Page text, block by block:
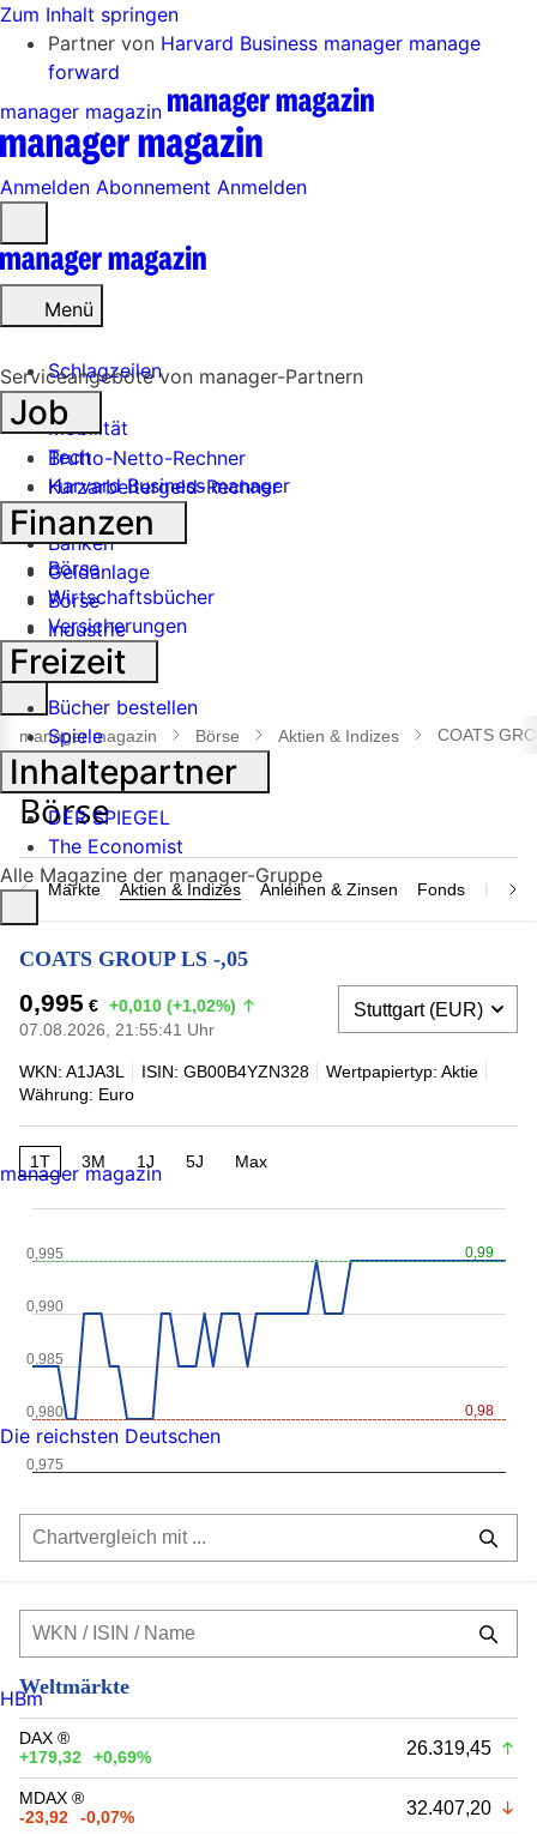
Zum Inhalt springen
Partner von Harvard Business manager manage
forward
manager magazin
Anmelden Abonnement Anmelden
öffnen
Menü
Schlagzeilen
Mobilität
Tech
Harvard Business manager
Handel
Banken
Geldanlage
Börse
Industrie
Suche
öffnen
manager magazin Börse Aktien & Indizes COATS
Märkte Aktien & Indizes Anleihen & Zinsen Fonds
COATS GROUP LS -,05
0,995 € +0,010 (+1,02%)
07.08.2026, 21:55:41 Uhr
WKN: A1JA3L ISIN: GB00B4YZN328
Wertpapiertyp: Aktie
Währung: Euro
1T 3M 1J 5J Max
0,99
0,98
0,975
0,980
0,985
0,990
0,995
Weltmärkte
DAX ®
+179,32
+0,69% 26.319,45
MDAX ®
-23,92
-0,07% 32.407,20
Serviceangebote von manager-Partnern
Job
Brutto-Netto-Rechner
Kurzarbeitergeld-Rechner
Finanzen
Börse
Wirtschaftsbücher
Versicherungen
Freizeit
Bücher bestellen
Spiele
Inhaltepartner
DER SPIEGEL
The Economist
Alle Magazine der manager-Gruppe
manager magazin
Die reichsten Deutschen
HBm